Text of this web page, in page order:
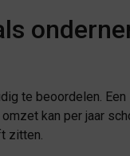
te beoordelen.
kan per jaar
zitten.